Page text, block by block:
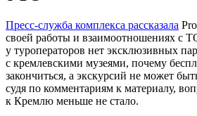
Пресс-служба комплекса рассказала
своей работы и взаимоотношениях с
у туроператоров нет эксклюзивных
с кремлевскими музеями, почему
закончиться, а экскурсий не может
судя по комментариям к материалу,
к Кремлю меньше не стало.